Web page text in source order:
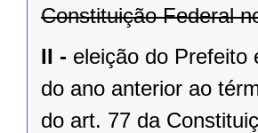
Constituição Federal
II - eleição do Prefeito
do ano anterior ao
do art. 77 da